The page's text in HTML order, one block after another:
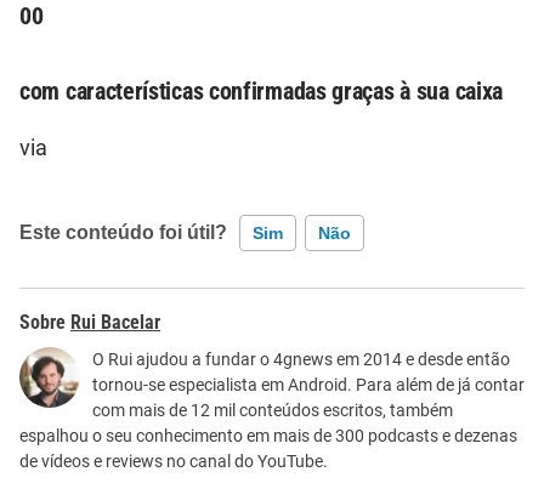
00
com características confirmadas graças à sua caixa
via
Este conteúdo foi útil? Sim Não
Este conteúdo contém informação incorreta
Este conteúdo não tem a informação que procuro
Outro
Rui Bacelar
O Rui ajudou a fundar o 4gnews em 2014 e desde então
tornou-se especialista em Android. Para além de já contar
com mais de 12 mil conteúdos escritos, também
espalhou o seu conhecimento em mais de 300 podcasts e dezenas
de vídeos e reviews no canal do YouTube.